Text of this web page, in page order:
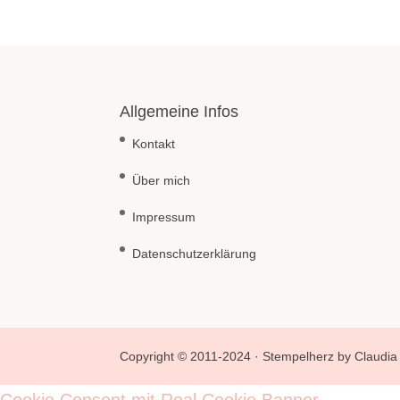
Allgemeine Infos
Kontakt
Über mich
Impressum
Datenschutzerklärung
Copyright © 2011-2024 · Stempelherz by